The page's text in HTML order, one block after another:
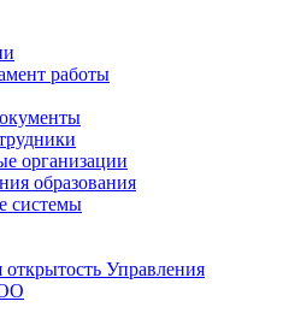
работы
организации
образования
системы
Управления